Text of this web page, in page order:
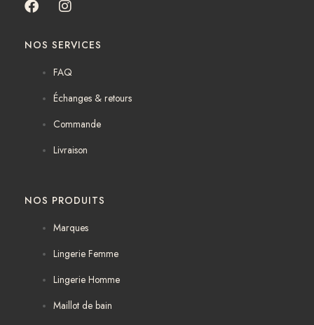
F
c
e
I
s
t
a
g
r
a
m
NOS SERVICES
FAQ
Échanges & retours
Commande
Livraison
NOS PRODUITS
Marques
Lingerie Femme
Lingerie Homme
Maillot de bain